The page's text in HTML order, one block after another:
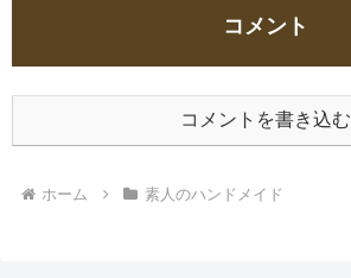
コメント
コメントを書き込む
ホーム 素人のハンドメイド